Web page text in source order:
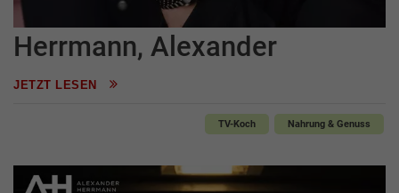
Herrmann, Alexander
JETZT LESEN
TV-Koch Nahrung & Genuss